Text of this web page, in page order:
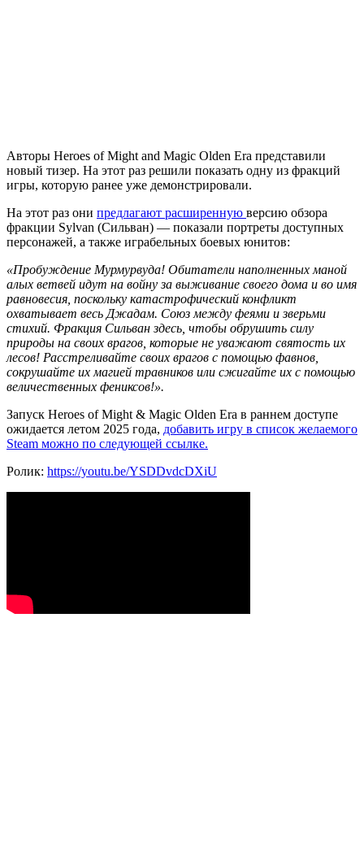
Авторы Heroes of Might and Magic Olden Era представили
новый тизер. На этот раз решили показать одну из фракций
игры, которую ранее уже демонстрировали.
На этот раз они предлагают расширенную версию обзора
фракции Sylvan (Сильван) — показали портреты доступных
персонажей, а также играбельных боевых юнитов:
«Пробуждение Мурмурвуда! Обитатели наполненных маной
алых ветвей идут на войну за выживание своего дома и во имя
равновесия, поскольку катастрофический конфликт
охватывает весь Джадам. Союз между феями и зверьми
стихий. Фракция Сильван здесь, чтобы обрушить силу
природы на своих врагов, которые не уважают святость их
лесов! Расстреливайте своих врагов с помощью фавнов,
сокрушайте их магией травников или сжигайте их с помощью
величественных фениксов!».
Запуск Heroes of Might & Magic Olden Era в раннем доступе
ожидается летом 2025 года, добавить игру в список желаемого
Steam можно по следующей ссылке.
Ролик: https://youtu.be/YSDDvdcDXiU